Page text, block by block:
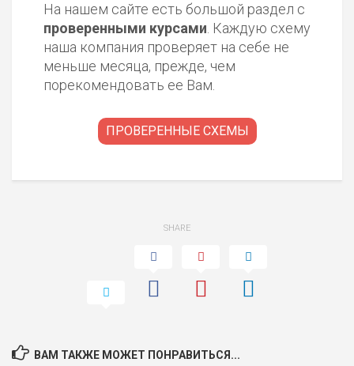
РИСКИ: НИЗКИЕ
ДОХОД: НИЗКИЙ
БЮДЖЕТ: НИЗКИЙ
РИСКИ: НИЗКИЕ
На нашем сайте есть большой раздел с
проверенными курсами. Каждую схему
наша компания проверяет на себе не
меньше месяца, прежде, чем
порекомендовать ее Вам.
ПРОВЕРЕННЫЕ СХЕМЫ
SHARE
ВАМ ТАКЖЕ МОЖЕТ ПОНРАВИТЬСЯ...